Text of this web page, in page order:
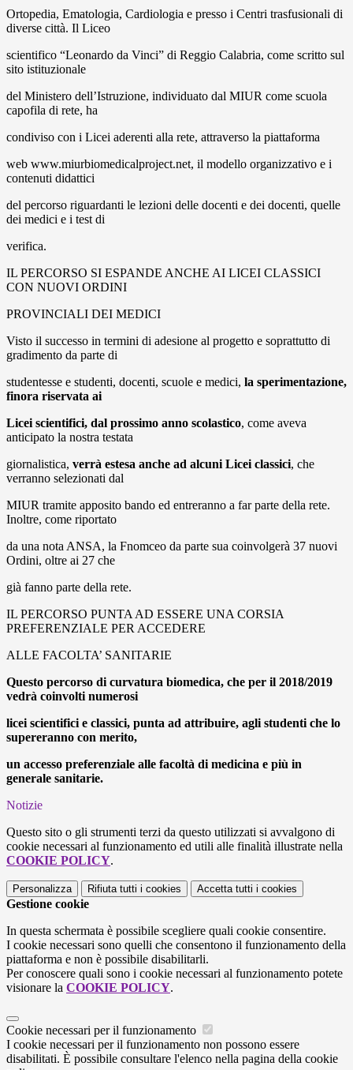
Ortopedia, Ematologia, Cardiologia e presso i Centri trasfusionali di
diverse città. Il Liceo
scientifico “Leonardo da Vinci” di Reggio Calabria, come scritto sul
sito istituzionale
del Ministero dell’Istruzione, individuato dal MIUR come scuola
capofila di rete, ha
condiviso con i Licei aderenti alla rete, attraverso la piattaforma
web www.miurbiomedicalproject.net, il modello organizzativo e i
contenuti didattici
del percorso riguardanti le lezioni delle docenti e dei docenti, quelle
dei medici e i test di
verifica.
IL PERCORSO SI ESPANDE ANCHE AI LICEI CLASSICI
CON NUOVI ORDINI
PROVINCIALI DEI MEDICI
Visto il successo in termini di adesione al progetto e soprattutto di
gradimento da parte di
studentesse e studenti, docenti, scuole e medici, la sperimentazione,
finora riservata ai
Licei scientifici, dal prossimo anno scolastico, come aveva
anticipato la nostra testata
giornalistica, verrà estesa anche ad alcuni Licei classici, che
verranno selezionati dal
MIUR tramite apposito bando ed entreranno a far parte della rete.
Inoltre, come riportato
da una nota ANSA, la Fnomceo da parte sua coinvolgerà 37 nuovi
Ordini, oltre ai 27 che
già fanno parte della rete.
IL PERCORSO PUNTA AD ESSERE UNA CORSIA
PREFERENZIALE PER ACCEDERE
ALLE FACOLTA’ SANITARIE
Questo percorso di curvatura biomedica, che per il 2018/2019
vedrà coinvolti numerosi
licei scientifici e classici, punta ad attribuire, agli studenti che lo
supereranno con merito,
un accesso preferenziale alle facoltà di medicina e più in
generale sanitarie.
Notizie
Questo sito o gli strumenti terzi da questo utilizzati si avvalgono di
cookie necessari al funzionamento ed utili alle finalità illustrate nella
COOKIE POLICY.
Personalizza Rifiuta tutti i cookies Accetta tutti i cookies
Gestione cookie
In questa schermata è possibile scegliere quali cookie consentire.
I cookie necessari sono quelli che consentono il funzionamento della
piattaforma e non è possibile disabilitarli.
Per conoscere quali sono i cookie necessari al funzionamento potete
visionare la COOKIE POLICY.
Cookie necessari per il funzionamento
I cookie necessari per il funzionamento non possono essere
disabilitati. È possibile consultare l'elenco nella pagina della cookie